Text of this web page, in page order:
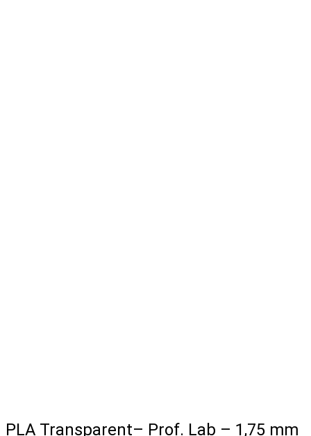
PLA Transparent– Prof. Lab – 1,75 mm